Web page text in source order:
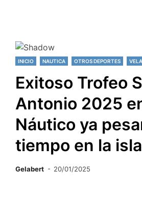
INICIO NAUTICA OTROS DEPORTES VELA
Exitoso Trofeo
Antonio 2025
Náutico ya
tiempo en la isla
Gelabert 20/01/2025